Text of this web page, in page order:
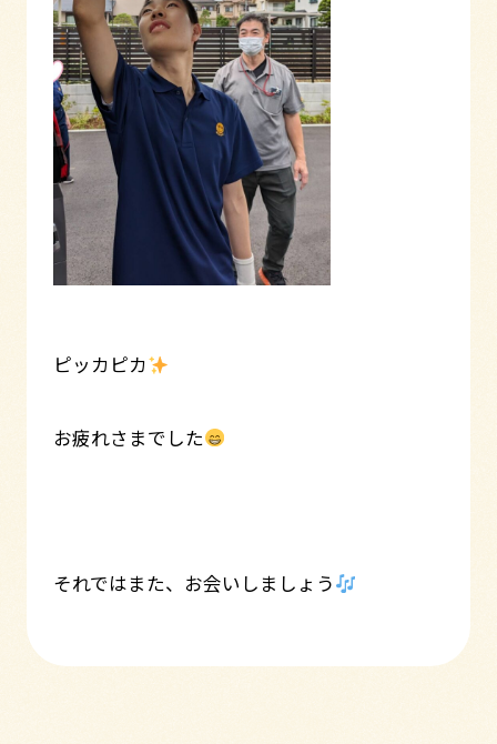
ピッカピカ
お疲れさまでした
それではまた、お会いしましょう